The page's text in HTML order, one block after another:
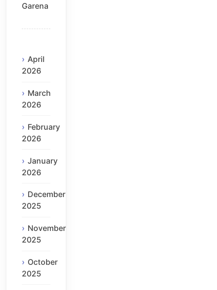
Garena
April
2026
March
2026
February
2026
January
2026
December
2025
November
2025
October
2025